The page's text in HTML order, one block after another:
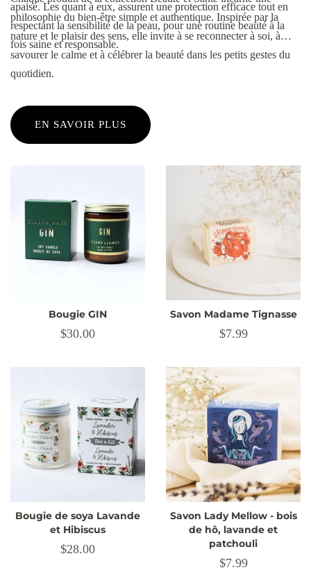
apaisé. Les quant à eux, assurent une protection efficace tout en
respectant la sensibilité de la peau, pour une routine beauté à la
fois saine et responsable.
philosophie du bien-être simple et authentique. Inspirée par la
nature et le plaisir des sens, elle invite à se reconnecter à soi, à
savourer le calme et à célébrer la beauté dans les petits gestes du
quotidien.
EN SAVOIR PLUS
Bougie GIN
Prix
$30.00
Savon Madame Tignasse
Prix
$7.99
Bougie de soya Lavande
et Hibiscus
Prix
$28.00
Savon Lady Mellow - bois
de hô, lavande et
patchouli
Prix
$7.99